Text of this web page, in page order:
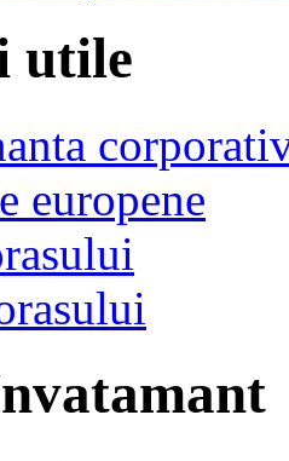
utile
europene